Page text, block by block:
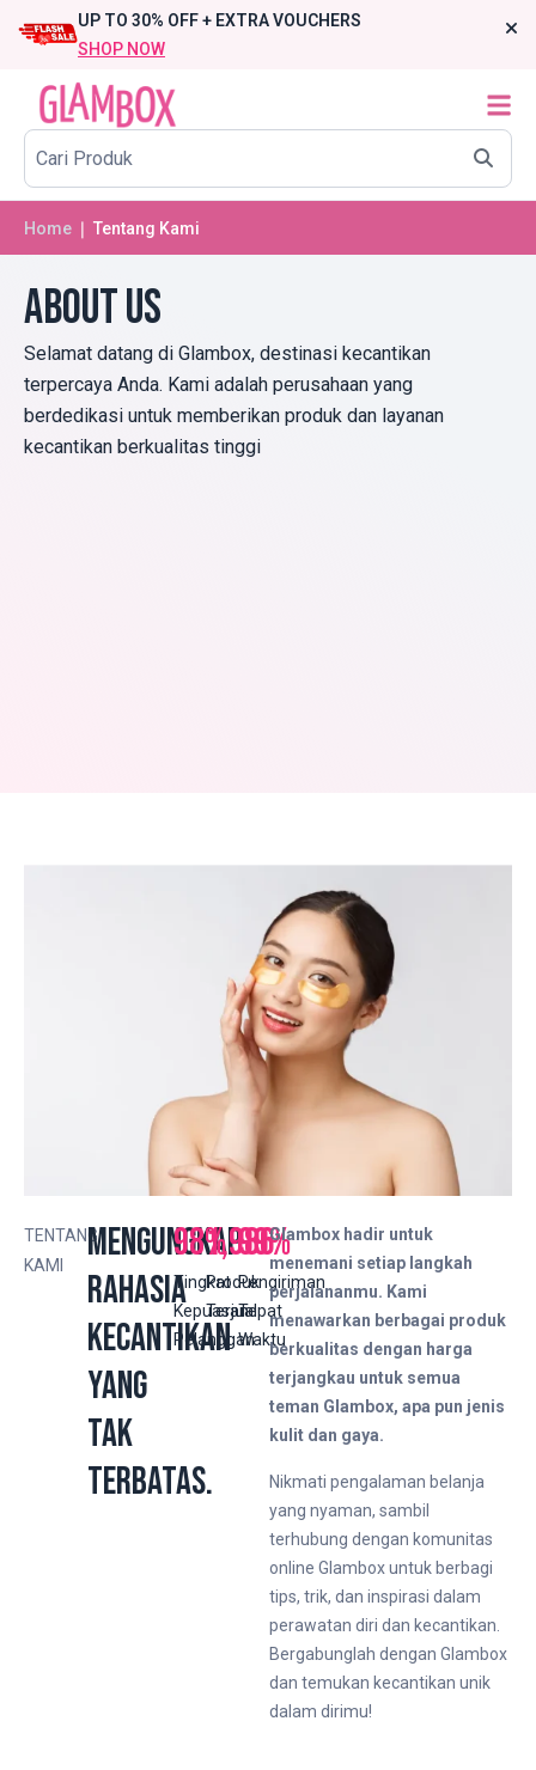
UP TO 30% OFF + EXTRA VOUCHERS
SHOP NOW
Home ❘ Tentang Kami
About us
Selamat datang di Glambox, destinasi kecantikan
terpercaya Anda. Kami adalah perusahaan yang
berdedikasi untuk memberikan produk dan layanan
kecantikan berkualitas tinggi
TENTANG
KAMI
Mengungkap
Rahasia
Kecantikan
yang
Tak
Terbatas.
Tingkat
Kepuasan
Pelanggan
98%
Produk
Terjual
1,986
Pengiriman
Tepat
Waktu
99%
Glambox hadir untuk
menemani setiap langkah
perjalananmu. Kami
menawarkan berbagai produk
berkualitas dengan harga
terjangkau untuk semua
teman Glambox, apa pun jenis
kulit dan gaya.
Nikmati pengalaman belanja
yang nyaman, sambil
terhubung dengan komunitas
online Glambox untuk berbagi
tips, trik, dan inspirasi dalam
perawatan diri dan kecantikan.
Bergabunglah dengan Glambox
dan temukan kecantikan unik
dalam dirimu!